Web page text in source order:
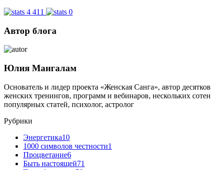
4 411
0
Автор блога
Юлия Мангалам
Основатель и лидер проекта «Женская Санга», автор десятков
женских тренингов, программ и вебинаров, нескольких сотен
популярных статей, психолог, астролог
Рубрики
Энергетика10
1000 символов честности1
Процветание6
Быть настоящей71